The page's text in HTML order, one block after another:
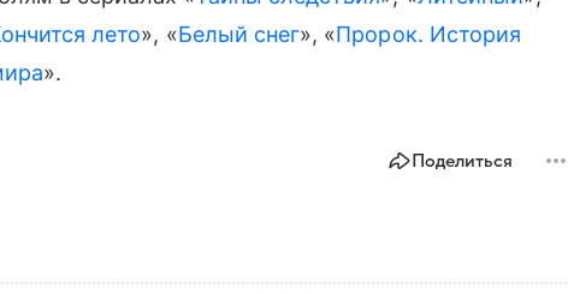
лето», «Белый снег», «Пророк. История
».
Поделиться